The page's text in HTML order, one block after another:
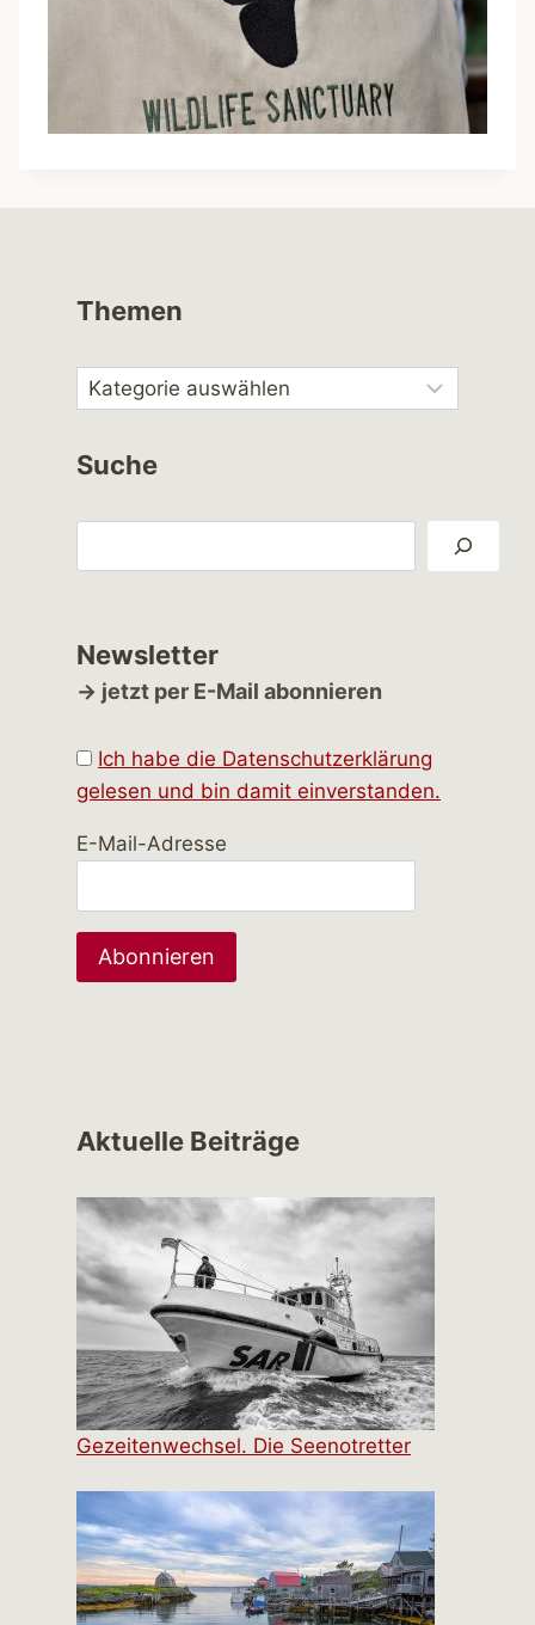
Themen
Suche
Newsletter
→ jetzt per E-Mail abonnieren
Ich habe die Datenschutzerklärung
gelesen und bin damit einverstanden.
E-Mail-Adresse
Aktuelle Beiträge
Gezeitenwechsel. Die Seenotretter